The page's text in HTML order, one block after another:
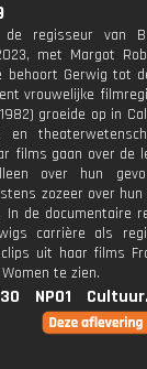
regisseur van
met Margot
behoort Gerwig tot
vrouwelijke
groeide op in
en
films gaan over de
over hun
zozeer over
In de documentaire
carrière als
uit haar films
te zien.
NPO1